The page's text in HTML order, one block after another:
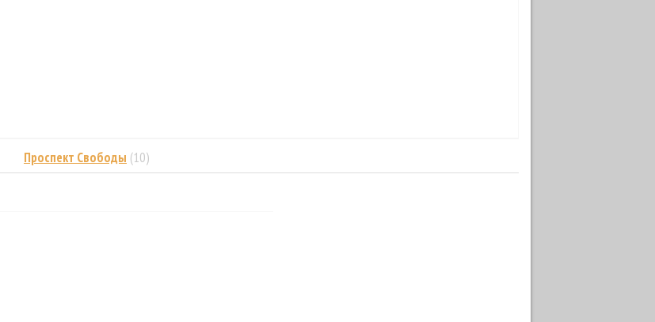
Проспект Свободы (10)